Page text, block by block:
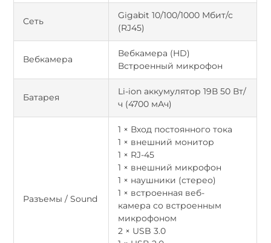
Сеть
Gigabit 10/100/1000 Мбит/с
(RJ45)
Вебкамера
Вебкамера (HD)
Встроенный микрофон
Батарея
Li-ion аккумулятор 19В 50 Вт/
ч (4700 мАч)
Разъемы / Sound
1 × Вход постоянного тока
1 × внешний монитор
1 × RJ-45
1 × внешний микрофон
1 × наушники (стерео)
1 × встроенная веб-
камера со встроенным
микрофоном
2 × USB 3.0